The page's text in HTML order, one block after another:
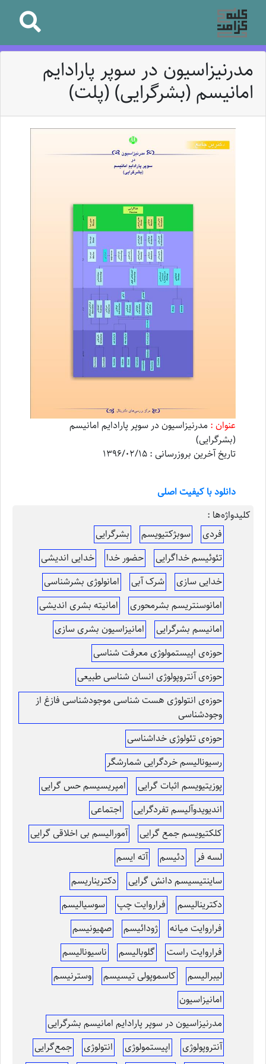
مدرنیزاسیون در سوپر پارادایم
امانیسم (بشرگرایی) (پلت)
عنوان : مدرنیزاسیون در سوپر پارادایم امانیسم
(بشرگرایی)
تاریخ آخرین بروزرسانی : 1396/02/15
دانلود با کیفیت اصلی
کلیدواژه‌ها :
فردی
سوبژکتیویسم
بشرگرایی
تئوئیسم خداگرایی
حضور خدا
خدایی اندیشی
خدایی سازی
شرک آبی
امانولوژی بشرشناسی
امانوسنتریسم بشرمحوری
امانیته بشری اندیشی
امانیسم بشرگرایی
امانیزاسیون بشری سازی
حوزه‌ی اپیستمولوژی معرفت شناسی
حوزه‌ی آنتروپولوژی انسان شناسی طبیعی
حوزه‌ی انتولوژی هست شناسی موجودشناسی فازغ از
وجودشناسی
حوزه‌ی تئولوژی خداشناسی
رسیونالیسم خردگرایی شمارشگر
پوزیتیویسم اثبات گرایی
امپریسیسم حس گرایی
اندیویدوآلیسم تفردگرایی
اجتماعی
کلکتیویسم جمع گرایی
آمورالیسم بی اخلاقی گرایی
لسه فر
دئیسم
آته ایسم
ساینتیسیسم دانش گرایی
دکتریناریسم
دکترینالیسم
فراروایت چپ
سوسیالیسم
فراروایت میانه
ژودائیسم
صهیونیسم
فراروایت راست
گلوبالیسم
ناسیونالیسم
لیبرالیسم
کاسموپولی تیسیسم
وسترنیسم
امانیزاسیون
مدرنیزاسیون در سوپر پارادایم امانیسم بشرگرایی
آنتروپولوژی
اپیستمولوژی انتولوژی
جمع‌گرایی